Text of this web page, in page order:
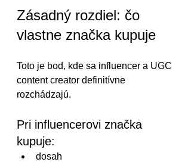
Zásadný rozdiel: čo
vlastne značka kupuje
Toto je bod, kde sa influencer a UGC
content creator definitívne
rozchádzajú.
Pri influencerovi značka
kupuje:
dosah